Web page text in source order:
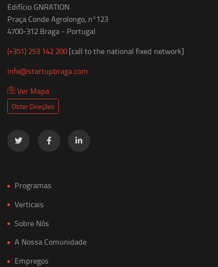
Edifício GNRATION
Praça Conde Agrolongo, nº123
4700-312 Braga - Portugal
(+351) 253 142 200[call to the national fixed network]
info@startupbraga.com
Ver Mapa
Obter Direções
Programas
Verticais
Sobre Nós
A Nossa Comunidade
Empregos